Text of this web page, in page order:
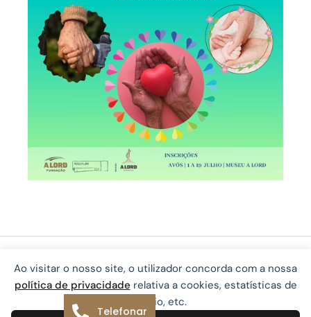
Ao visitar o nosso site, o utilizador concorda com a nossa
política de privacidade relativa a cookies, estatísticas de
rastreio, etc.
© 2026 Fundação A LORD | Desenvolvido por
®
Telefonar